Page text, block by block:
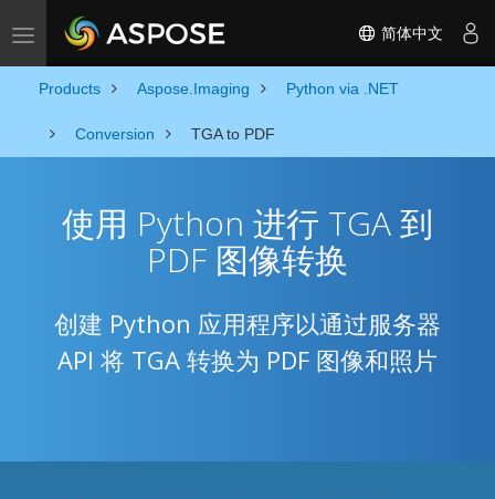
Toggle navigation 简体中文
Products Aspose.Imaging Python via .NET
Conversion TGA to PDF
使用 Python 进行 TGA 到
PDF 图像转换
创建 Python 应用程序以通过服务器
API 将 TGA 转换为 PDF 图像和照片